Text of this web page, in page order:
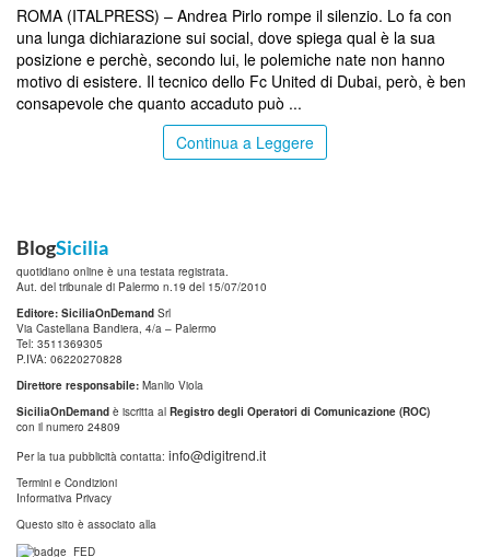
ROMA (ITALPRESS) – Andrea Pirlo rompe il silenzio. Lo fa con
una lunga dichiarazione sui social, dove spiega qual è la sua
posizione e perchè, secondo lui, le polemiche nate non hanno
motivo di esistere. Il tecnico dello Fc United di Dubai, però, è ben
consapevole che quanto accaduto può ...
Continua a Leggere
BlogSicilia
quotidiano online è una testata registrata.
Aut. del tribunale di Palermo n.19 del 15/07/2010
Editore: SiciliaOnDemand Srl
Via Castellana Bandiera, 4/a – Palermo
Tel: 3511369305
P.IVA: 06220270828
Direttore responsabile: Manlio Viola
SiciliaOnDemand è iscritta al Registro degli Operatori di Comunicazione (ROC)
con il numero 24809
Per la tua pubblicità contatta: info@digitrend.it
Termini e Condizioni
Informativa Privacy
Questo sito è associato alla